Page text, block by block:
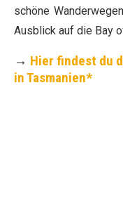
schöne
Ausblick auf die Bay
→ Hier findest du
in Tasmanien*